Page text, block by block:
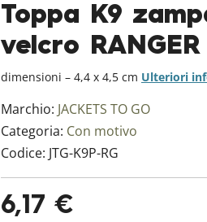
Toppa K9
velcro RANGER
dimensioni – 4,4 x 4,5 cm Ulteriori
Marchio: JACKETS TO GO
Categoria: Con motivo
Codice: JTG-K9P-RG
6,17 €